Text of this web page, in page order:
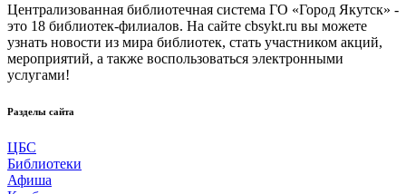
Централизованная библиотечная система ГО «Город Якутск» -
это 18 библиотек-филиалов. На сайте cbsykt.ru вы можете
узнать новости из мира библиотек, стать участником акций,
мероприятий, а также воспользоваться электронными
услугами!
Разделы сайта
ЦБС
Библиотеки
Афиша